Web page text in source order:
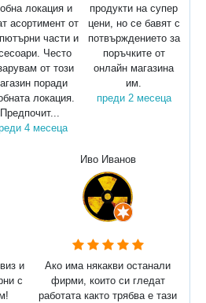
локация и
асортимент от
части и
Често
от този
поради
локация.
Предпочит...
4 месеца
продукти на супер
цени, но се бавят с
потвърждението за
поръчките от
онлайн магазина
им.
преди 2 месеца
и
с
Иво Иванов
Ако има някакви останали
фирми, които си гледат
работата както трябва е тази